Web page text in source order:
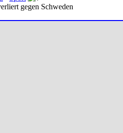
gegen Schweden